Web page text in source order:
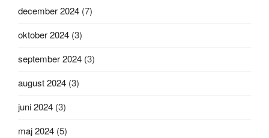
december 2024 (7)
oktober 2024 (3)
september 2024 (3)
august 2024 (3)
juni 2024 (3)
maj 2024 (5)